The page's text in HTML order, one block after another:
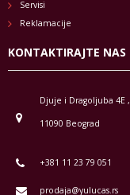
Servisi
Reklamacije
KONTAKTIRAJTE NAS
Djuje i Dragoljuba 4E ,
11090 Beograd
+381 11 23 79 051
prodaja@yulucas.rs